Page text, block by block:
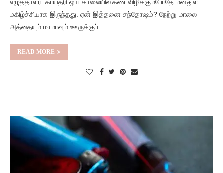
எழுத்தாளர்: காயத்ரி.ஒய் காலையில் கண் விழிக்கும்போதே மனதுள்
மகிழ்ச்சியாக இருந்தது. ஏன் இத்தனை சந்தோஷம்? நேற்று மாலை
அத்தையும் மாமாவும் ஊருக்குப்…
READ MORE